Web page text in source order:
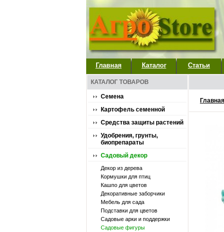
Главная Каталог Статьи
КАТАЛОГ ТОВАРОВ
Семена
Картофель семенной
Средства защиты растений
Удобрения, грунты,
биопрепараты
Садовый декор
Декор из дерева
Кормушки для птиц
Кашпо для цветов
Декоративные заборчики
Мебель для сада
Подставки для цветов
Садовые арки и поддержки
Садовые фигуры
Главная